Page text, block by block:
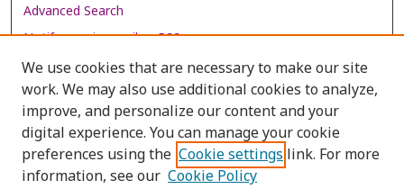
Advanced Search
Notify me via email orRSS
Browse
Collections
Disciplines
Authors
We use cookies that are necessary to make our site
work. We may also use additional cookies to analyze,
improve, and personalize our content and your
digital experience. You can manage your cookie
preferences using the Cookie settings link. For more
information, see our Cookie Policy